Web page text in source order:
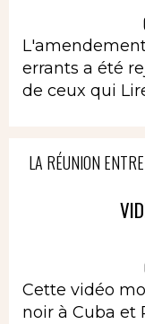
errants a été
de ceux qui
LA RÉUNION
Cette vidéo
noir à Cuba et